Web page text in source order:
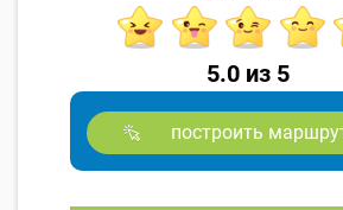
5.0 из 5
построить